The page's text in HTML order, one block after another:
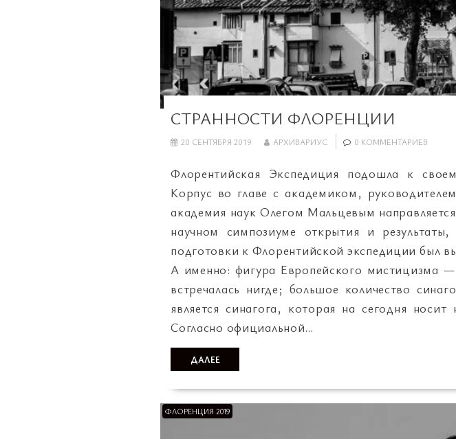
СТРАННОСТИ ФЛОРЕНЦИИ
20 СЕНТЯБРЯ 2019 АРХИВАРИУС 0 КОММЕНТАРИЕВ
Флорентийская Экспедиция подошла к
Корпус во главе с академиком,
академия наук Олегом Мальцевым
научном симпозиуме открытия и
подготовки к Флорентийской экспедиции был
А именно: фигура Европейского мистицизма
встречалась нигде; большое количество
является синагога, которая на сегодня
Согласно официальной…
ДАЛЕЕ
ФЛОРЕНЦИЯ 2019